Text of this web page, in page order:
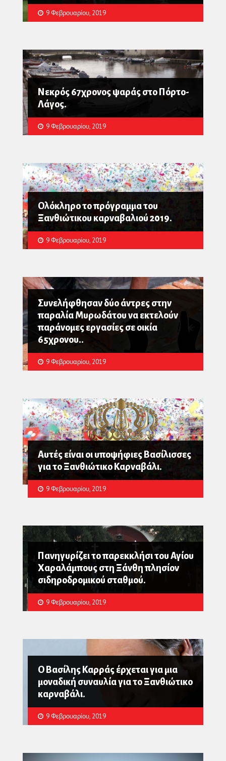
9 Φεβρουαρίου, 2019
Νεκρός 67χρονος ψαράς στο Πόρτο-
Λάγος.
9 Φεβρουαρίου, 2019
Ολόκληρο το πρόγραμμα του
Ξανθιώτικου καρναβαλιού 2019.
9 Φεβρουαρίου, 2019
Συνελήφθησαν δύο άντρες στην
παραλία Μυρωδάτου να εκτελούν
παράνομες εργασίες σε οικία
65χρονου..
9 Φεβρουαρίου, 2019
Αυτές είναι οι υποψήφιες Βασίλισσες
για το Ξανθιώτικο Καρναβάλι.
9 Φεβρουαρίου, 2019
Πανηγυρίζει το παρεκκλήσι του Αγίου
Χαραλάμπους στη Ξάνθη πλησίον
σιδηροδρομικού σταθμού.
9 Φεβρουαρίου, 2019
Ο Βασίλης Καρράς έρχεται για μια
μοναδική συναυλία για το Ξανθιώτικο
καρναβάλι.
9 Φεβρουαρίου, 2019